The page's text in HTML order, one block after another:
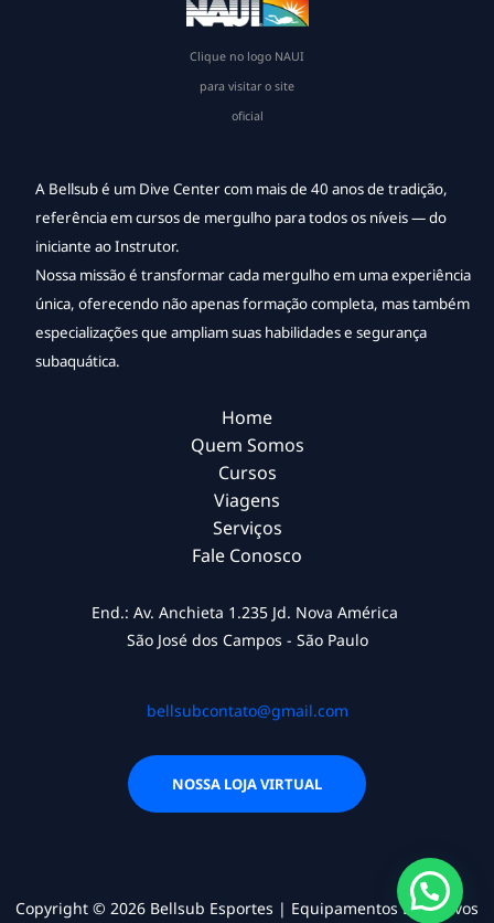
Clique no logo NAUI
para visitar o site
oficial
A Bellsub é um Dive Center com mais de 40 anos de tradição,
referência em cursos de mergulho para todos os níveis — do
iniciante ao Instrutor.
Nossa missão é transformar cada mergulho em uma experiência
única, oferecendo não apenas formação completa, mas também
especializações que ampliam suas habilidades e segurança
subaquática.
Home
Quem Somos
Cursos
Viagens
Serviços
Fale Conosco
End.: Av. Anchieta 1.235 Jd. Nova América
São José dos Campos - São Paulo
bellsubcontato@gmail.com
NOSSA LOJA VIRTUAL
Copyright © 2026 Bellsub Esportes | Equipamentos Esportivos